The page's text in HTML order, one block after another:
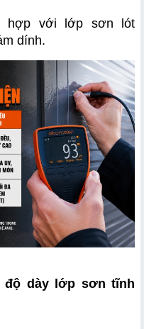
hợp với lớp sơn lót
dính.
độ dày lớp sơn tĩnh